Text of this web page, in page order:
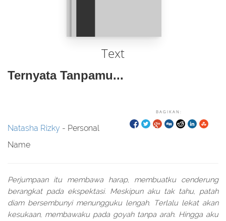
Text
Ternyata Tanpamu...
BAGIKAN:
Natasha Rizky - Personal
Name
Perjumpaan itu membawa harap, membuatku cenderung
berangkat pada ekspektasi. Meskipun aku tak tahu, patah
diam bersembunyi menungguku lengah. Terlalu lekat akan
kesukaan, membawaku pada goyah tanpa arah. Hingga aku